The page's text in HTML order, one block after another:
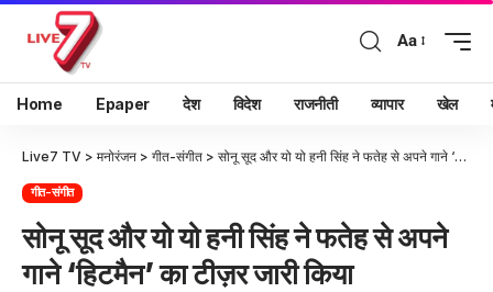
Aa
Home Epaper देश विदेश राजनीती व्यापार खेल
Live7 TV > मनोरंजन > गीत-संगीत > सोनू सूद और यो यो हनी सिंह ने फतेह से अपने गाने ‘हिटमैन’ का टीज़र जारी किया
गीत-संगीत
सोनू सूद और यो यो हनी सिंह ने फतेह से अपने
गाने ‘हिटमैन’ का टीज़र जारी किया